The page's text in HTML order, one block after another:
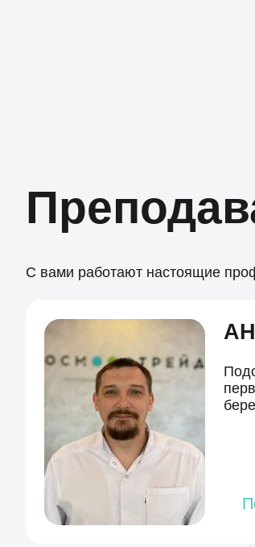
С вами работают настоящие